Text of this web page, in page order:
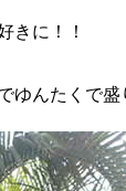
きに！！
ゆんたくで